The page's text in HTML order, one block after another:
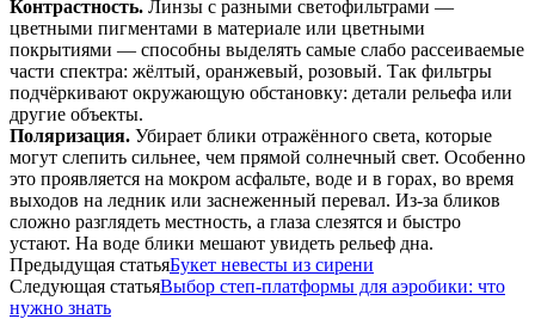
Контрастность. Линзы с разными светофильтрами —
цветными пигментами в материале или цветными
покрытиями — способны выделять самые слабо рассеиваемые
части спектра: жёлтый, оранжевый, розовый. Так фильтры
подчёркивают окружающую обстановку: детали рельефа или
другие объекты.
Поляризация. Убирает блики отражённого света, которые
могут слепить сильнее, чем прямой солнечный свет. Особенно
это проявляется на мокром асфальте, воде и в горах, во время
выходов на ледник или заснеженный перевал. Из-за бликов
сложно разглядеть местность, а глаза слезятся и быстро
устают. На воде блики мешают увидеть рельеф дна.
Предыдущая статьяБукет невесты из сирени
Следующая статьяВыбор степ-платформы для аэробики: что
нужно знать